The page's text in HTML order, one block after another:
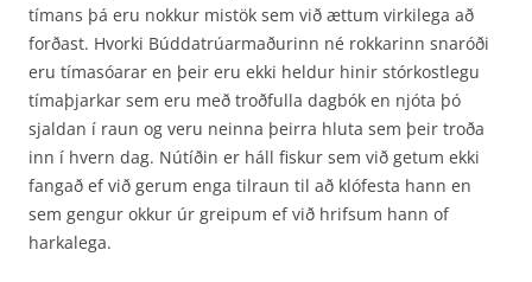
tímans þá eru nokkur mistök sem við ættum virkilega að
forðast. Hvorki Búddatrúarmaðurinn né rokkarinn snaróði
eru tímasóarar en þeir eru ekki heldur hinir stórkostlegu
tímaþjarkar sem eru með troðfulla dagbók en njóta þó
sjaldan í raun og veru neinna þeirra hluta sem þeir troða
inn í hvern dag. Nútíðin er háll fiskur sem við getum ekki
fangað ef við gerum enga tilraun til að klófesta hann en
sem gengur okkur úr greipum ef við hrifsum hann of
harkalega.